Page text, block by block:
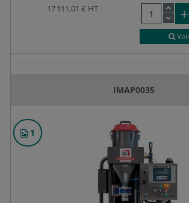
17 111,01 € HT
IMAP0035
1